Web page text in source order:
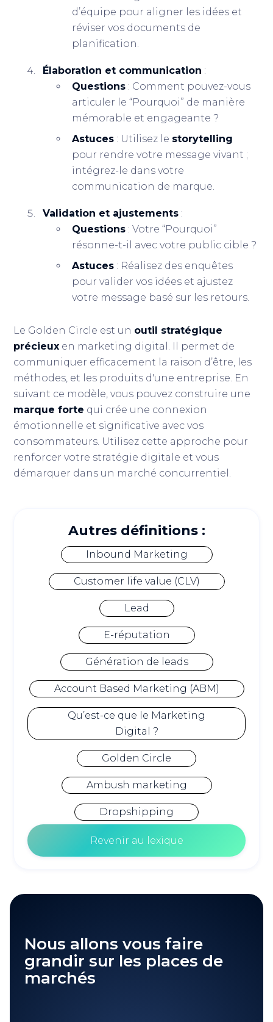
d’équipe pour aligner les idées et
réviser vos documents de
planification.
Élaboration et communication :
Questions : Comment pouvez-vous
articuler le “Pourquoi” de manière
mémorable et engageante ?
Astuces : Utilisez le storytelling
pour rendre votre message vivant ;
intégrez-le dans votre
communication de marque.
Validation et ajustements :
Questions : Votre “Pourquoi”
résonne-t-il avec votre public cible ?
Astuces : Réalisez des enquêtes
pour valider vos idées et ajustez
votre message basé sur les retours.
Le Golden Circle est un outil stratégique
précieux en marketing digital. Il permet de
communiquer efficacement la raison d’être, les
méthodes, et les produits d'une entreprise. En
suivant ce modèle, vous pouvez construire une
marque forte qui crée une connexion
émotionnelle et significative avec vos
consommateurs. Utilisez cette approche pour
renforcer votre stratégie digitale et vous
démarquer dans un marché concurrentiel.
Autres définitions :
Inbound Marketing
Customer life value (CLV)
Lead
E-réputation
Génération de leads
Account Based Marketing (ABM)
Qu’est-ce que le Marketing
Digital ?
Golden Circle
Ambush marketing
Dropshipping
Revenir au lexique
Nous allons vous faire
grandir sur les places de
marchés